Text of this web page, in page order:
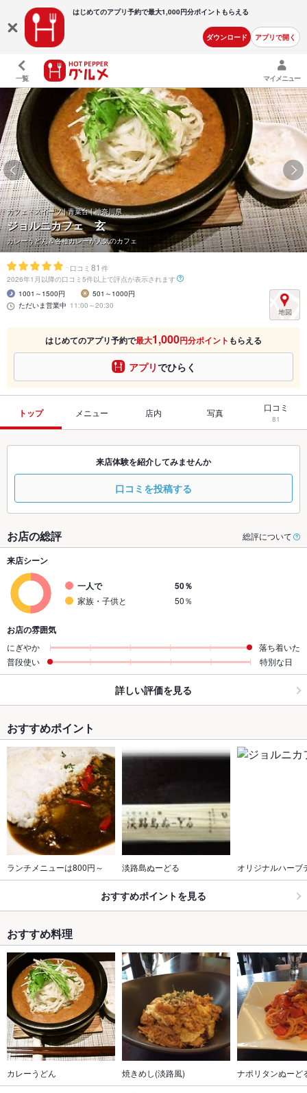
はじめてのアプリ予約で最大1,000円分ポイントもらえる
ダウンロード アプリで開く
一覧 マイメニュー
カフェ・スイーツ | 青葉台 | 神奈川県
ジョルニカフェ 玄
カレーうどん＆各種カレーが人気のカフェ
- 口コミ 81 件
2026年1月以降の口コミ5件以上で評点が表示されます
1001～1500円
501～1000円
ただいま営業中 11:00～20:30
はじめてのアプリ予約で最大1,000円分ポイント もらえる
アプリでひらく
トップ メニュー 店内 写真 口コミ
81
来店体験を紹介してみませんか
口コミを投稿する
お店の総評 総評について
来店シーン
一人で 50％
家族・子供と 50％
お店の雰囲気
にぎやか
落ち着いた
普段使い
特別な日
詳しい評価を見る
おすすめポイント
ランチメニューは800円～ 淡路島ぬーどる オリジナルハーブ
おすすめポイントを見る
おすすめ料理
カレーうどん 焼きめし(淡路風) ナポリタンぬーど